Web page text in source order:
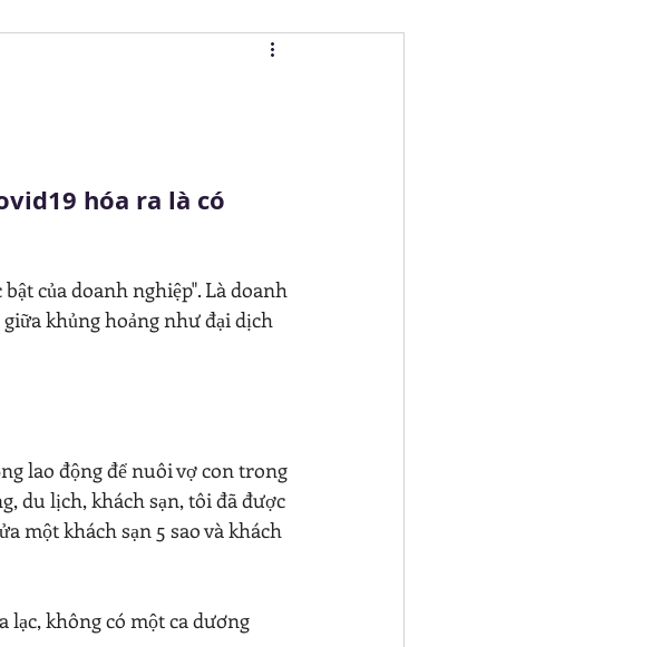
hóa ra là có
của doanh nghiệp". Là doanh
khủng hoảng như đại dịch
lao động để nuôi vợ con trong
du lịch, khách sạn, tôi đã được
một khách sạn 5 sao và khách
lạc, không có một ca dương